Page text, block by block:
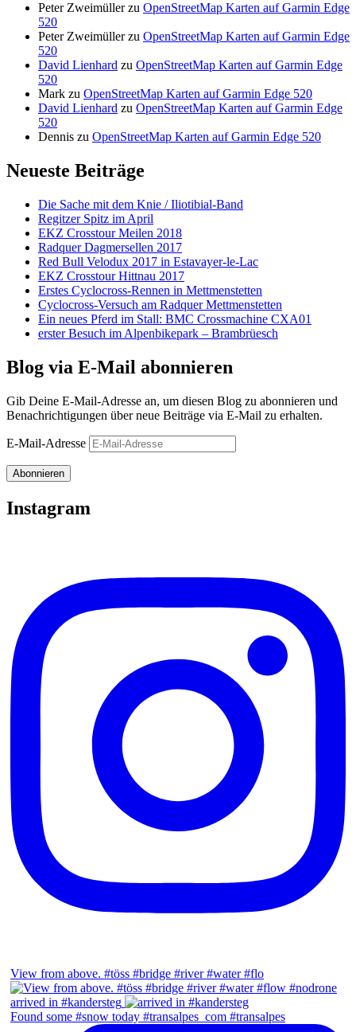
Peter Zweimüllerzu OpenStreetMap Karten auf Garmin Edge
520
Peter Zweimüllerzu OpenStreetMap Karten auf Garmin Edge
520
David Lienhard zu OpenStreetMap Karten auf Garmin Edge
520
Mark zu OpenStreetMap Karten auf Garmin Edge 520
David Lienhard zu OpenStreetMap Karten auf Garmin Edge
520
Dennis zu OpenStreetMap Karten auf Garmin Edge 520
Neueste Beiträge
Die Sache mit dem Knie / Iliotibial-Band
Regitzer Spitz im April
EKZ Crosstour Meilen 2018
Radquer Dagmersellen 2017
Red Bull Velodux 2017 in Estavayer-le-Lac
EKZ Crosstour Hittnau 2017
Erstes Cyclocross-Rennen in Mettmenstetten
Cyclocross-Versuch am Radquer Mettmenstetten
Ein neues Pferd im Stall: BMC Crossmachine CXA01
erster Besuch im Alpenbikepark – Brambrüesch
Blog via E-Mail abonnieren
Gib Deine E-Mail-Adresse an, um diesen Blog zu abonnieren und
Benachrichtigungen über neue Beiträge via E-Mail zu erhalten.
E-Mail-Adresse
Abonnieren
Instagram
View from above. #töss #bridge #river #water #flo
arrived in #kandersteg
Found some #snow today #transalpes_com #transalpes